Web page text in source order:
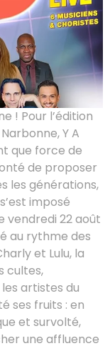
! Pour l’édition
Y A
que force de
de proposer
les générations,
imposé
vendredi 22 août
au rythme des
et Lulu, la
cultes,
artistes du
ses fruits : en
et survolté,
une affluence